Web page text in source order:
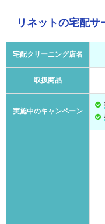
リネットの宅配サ
宅配クリーニング店名
取扱商品
実施中のキャンペーン